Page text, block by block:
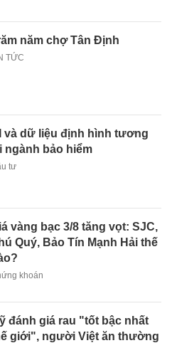
năm chợ Tân Định
TỨC
và dữ liệu định hình tương
ngành bảo hiểm
tư
vàng bạc 3/8 tăng vọt: SJC,
Quý, Bảo Tín Mạnh Hải thế
khoán
đánh giá rau "tốt bậc nhất
giới", người Việt ăn thường